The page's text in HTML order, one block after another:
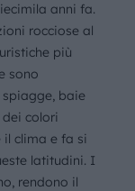
anni fa.
rocciose al
più
sono
spiagge, baie
colori
clima e fa si
latitudini. I
rendono il